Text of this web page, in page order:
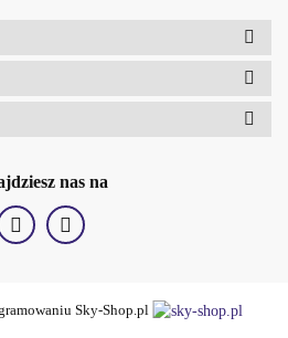
nas na
Sky-Shop.pl